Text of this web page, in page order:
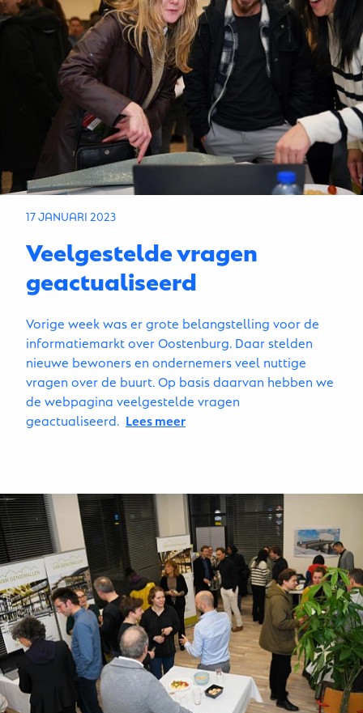
17 JANUARI 2023
Veelgestelde vragen
geactualiseerd
Vorige week was er grote belangstelling voor de
informatiemarkt over Oostenburg. Daar stelden
nieuwe bewoners en ondernemers veel nuttige
vragen over de buurt. Op basis daarvan hebben we
de webpagina veelgestelde vragen
geactualiseerd. Lees meer